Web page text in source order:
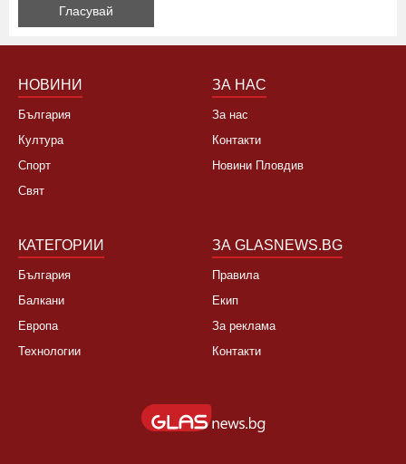
НОВИНИ
България
Култура
Спорт
Свят
ЗА НАС
За нас
Контакти
Новини Пловдив
КАТЕГОРИИ
България
Балкани
Европа
Технологии
ЗА GLASNEWS.BG
Правила
Екип
За реклама
Контакти